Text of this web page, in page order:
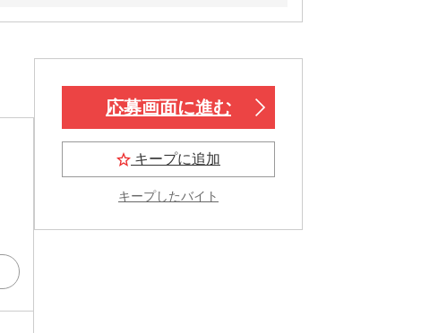
応募画面に進む
キープに追加
キープしたバイト